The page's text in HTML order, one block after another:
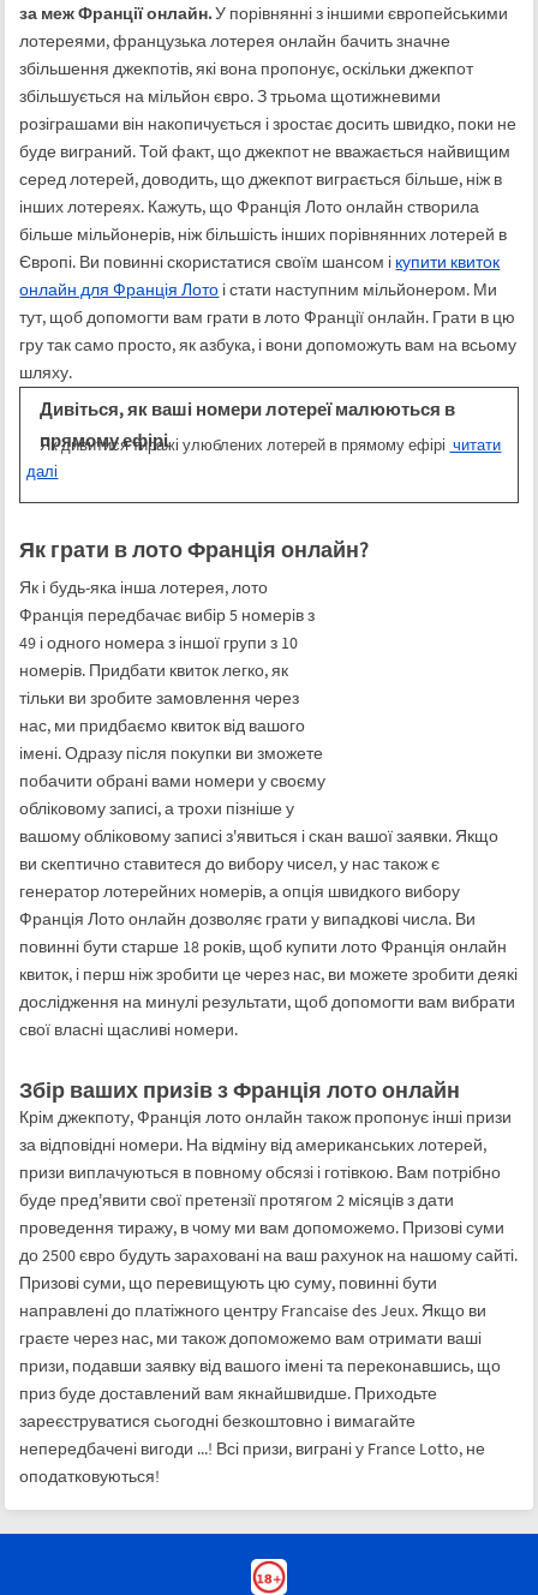
за меж Франції онлайн.У порівнянні з іншими європейськими
лотереями, французька лотерея онлайн бачить значне
збільшення джекпотів, які вона пропонує, оскільки джекпот
збільшується на мільйон євро. З трьома щотижневими
розіграшами він накопичується і зростає досить швидко, поки не
буде виграний. Той факт, що джекпот не вважається найвищим
серед лотерей, доводить, що джекпот виграється більше, ніж в
інших лотереях. Кажуть, що Франція Лото онлайн створила
більше мільйонерів, ніж більшість інших порівнянних лотерей в
Європі. Ви повинні скористатися своїм шансом і купити квиток
онлайн для Франція Лото і стати наступним мільйонером. Ми
тут, щоб допомогти вам грати в лото Франції онлайн. Грати в цю
гру так само просто, як азбука, і вони допоможуть вам на всьому
шляху.
Дивіться, як ваші номери лотереї малюються в
прямому ефірі
Як дивитися тиражі улюблених лотерей в прямому ефірі читати
далі
Як грати в лото Франція онлайн?
Як і будь-яка інша лотерея, лото
Франція передбачає вибір 5 номерів з
49 і одного номера з іншої групи з 10
номерів. Придбати квиток легко, як
тільки ви зробите замовлення через
нас, ми придбаємо квиток від вашого
імені. Одразу після покупки ви зможете
побачити обрані вами номери у своєму
обліковому записі, а трохи пізніше у
вашому обліковому записі з'явиться і скан вашої заявки. Якщо
ви скептично ставитеся до вибору чисел, у нас також є
генератор лотерейних номерів, а опція швидкого вибору
Франція Лото онлайн дозволяє грати у випадкові числа. Ви
повинні бути старше 18 років, щоб купити лото Франція онлайн
квиток, і перш ніж зробити це через нас, ви можете зробити деякі
дослідження на минулі результати, щоб допомогти вам вибрати
свої власні щасливі номери.
Збір ваших призів з Франція лото онлайн
Крім джекпоту, Франція лото онлайн також пропонує інші призи
за відповідні номери. На відміну від американських лотерей,
призи виплачуються в повному обсязі і готівкою. Вам потрібно
буде пред'явити свої претензії протягом 2 місяців з дати
проведення тиражу, в чому ми вам допоможемо. Призові суми
до 2500 євро будуть зараховані на ваш рахунок на нашому сайті.
Призові суми, що перевищують цю суму, повинні бути
направлені до платіжного центру Francaise des Jeux. Якщо ви
граєте через нас, ми також допоможемо вам отримати ваші
призи, подавши заявку від вашого імені та переконавшись, що
приз буде доставлений вам якнайшвидше. Приходьте
зареєструватися сьогодні безкоштовно і вимагайте
непередбачені вигоди ...! Всі призи, виграні у France Lotto, не
оподатковуються!